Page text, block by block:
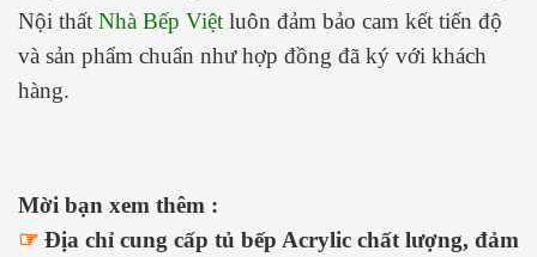
Nội thất Nhà Bếp Việt luôn đảm bảo cam kết tiến độ
và sản phẩm chuẩn như hợp đồng đã ký với khách
hàng.
Mời bạn xem thêm :
☞ Địa chỉ cung cấp tủ bếp Acrylic chất lượng, đảm